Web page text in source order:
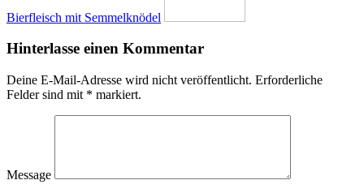
Bierfleisch mit Semmelknödel
Hinterlasse einen Kommentar
Deine E-Mail-Adresse wird nicht veröffentlicht. Erforderliche
Felder sind mit * markiert.
Message